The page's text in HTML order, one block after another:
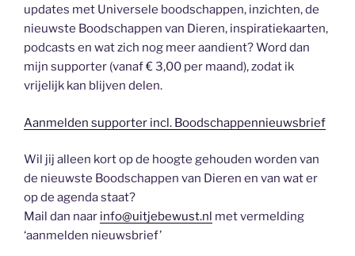
updates met Universele boodschappen, inzichten, de
nieuwste Boodschappen van Dieren, inspiratiekaarten,
podcasts en wat zich nog meer aandient? Word dan
mijn supporter (vanaf € 3,00 per maand), zodat ik
vrijelijk kan blijven delen.
Aanmelden supporter incl. Boodschappennieuwsbrief
Wil jij alleen kort op de hoogte gehouden worden van
de nieuwste Boodschappen van Dieren en van wat er
op de agenda staat?
Mail dan naar info@uitjebewust.nl met vermelding
‘aanmelden nieuwsbrief’